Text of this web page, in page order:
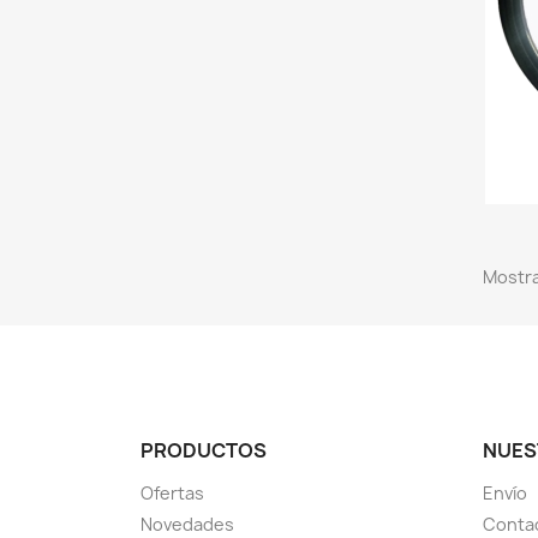
PRODUCTOS
Ofertas
Novedades
Envío